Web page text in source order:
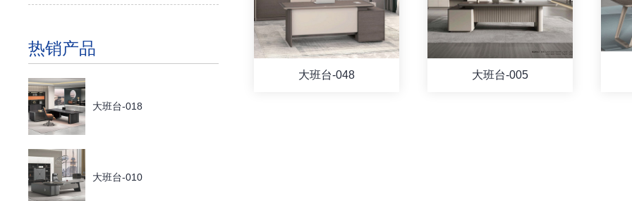
热销产品
大班台-018
大班台-010
大班台-048 大班台-005